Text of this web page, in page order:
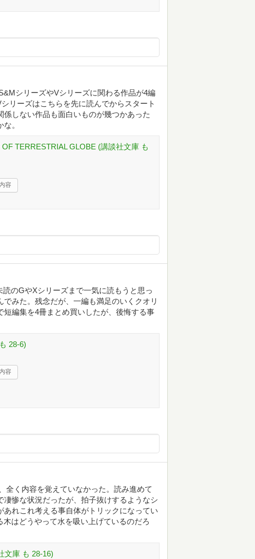
シリーズやVシリーズに関わる作品が4編
リーズはこちらを先に読んでからスタート
しない作品も面白いものが幾つかあった
。
TERRESTRIAL GLOBE (講談社文庫 も
容
GやXシリーズまで一気に読もうと思っ
みた。残念だが、一編も満足のいくクオリ
編集を4冊まとめ買いしたが、後悔する事
28-6)
容
く内容を覚えていなかった。読み進めて
惨な状況だったが、拍子抜けするようなシ
れこれ考える事自体がトリックになってい
はどうやって水を吸い上げているのだろ
文庫 も 28-16)